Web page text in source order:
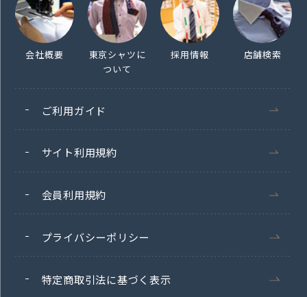
会社概要
東京シャツに
ついて
採用情報 店舗検索
ご利用ガイド
サイト利用規約
会員利用規約
プライバシーポリシー
特定商取引法に基づく表示